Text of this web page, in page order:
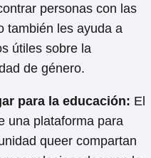
personas con las
también les ayuda a
útiles sobre la
de género.
para la educación: El
una plataforma para
queer compartan